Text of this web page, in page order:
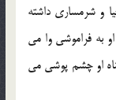
و شرمساري داشته
به فراموشي وا مي
او چشم پوشي مي